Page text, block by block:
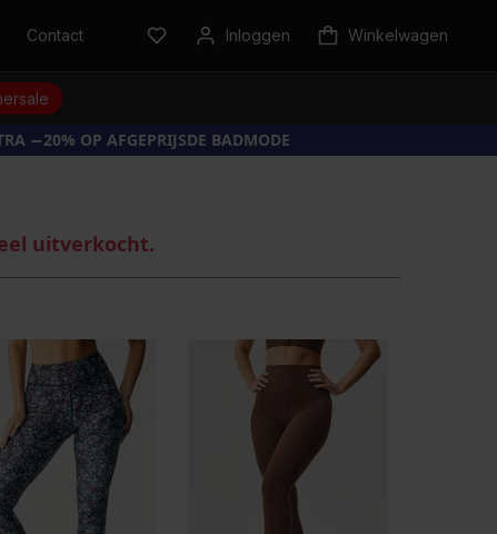
Contact Inloggen Winkelwagen
−20% OP AFGEPRIJSDE BADMODE
uitverkocht.